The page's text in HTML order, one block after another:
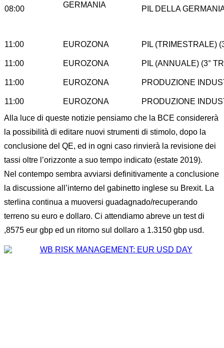
08:00 GERMANIA PIL DELLA
11:00 EUROZONA PIL (TRIMESTRALE)
11:00 EUROZONA PIL (ANNUALE) (3°
11:00 EUROZONA PRODUZIONE
11:00 EUROZONA
PRODUZIONE
Alla luce di queste notizie pensiamo che la BCE considererà
la possibilità di editare nuovi strumenti di stimolo, dopo la
conclusione del QE, ed in ogni caso rinvierà la revisione dei
tassi oltre l’orizzonte a suo tempo indicato (estate 2019).
Nel contempo sembra avviarsi definitivamente a conclusione
la discussione all’interno del gabinetto inglese su Brexit. La
sterlina continua a muoversi guadagnado/recuperando
terreno su euro e dollaro. Ci attendiamo abreve un test di
,8575 eur gbp ed un ritorno sul dollaro a 1.3150 gbp usd.